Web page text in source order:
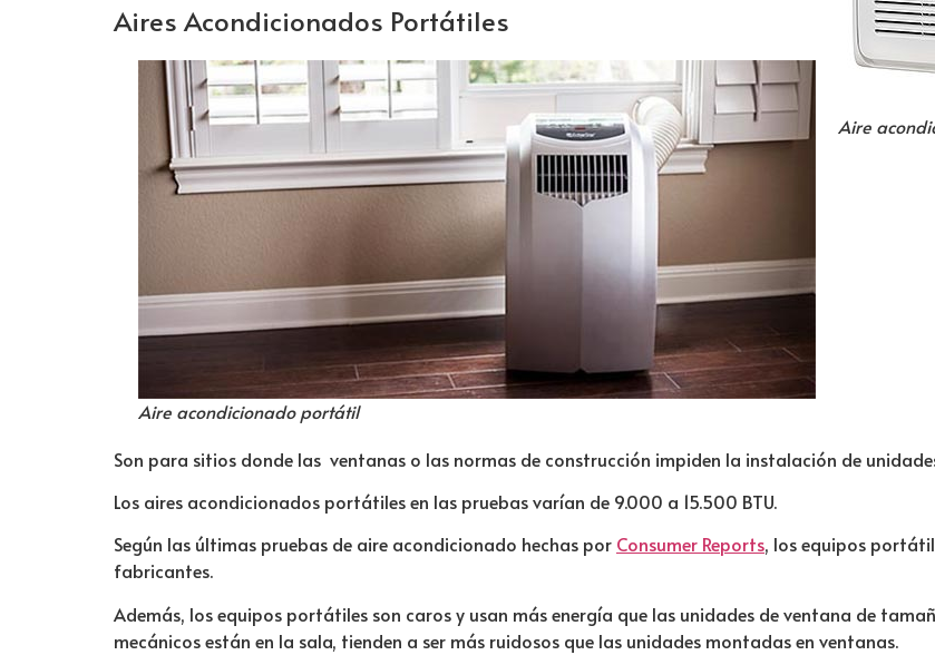
Aire
Aires Acondicionados Portátiles
Aire acondicionado portátil
Son para sitios donde las ventanas o las normas de construcción impiden la instalación de
Los aires acondicionados portátiles en las pruebas varían de 9.000 a 15.500 BTU.
Según las últimas pruebas de aire acondicionado hechas por Consumer Reports, los equipos
fabricantes.
Además, los equipos portátiles son caros y usan más energía que las unidades de ventana de
mecánicos están en la sala, tienden a ser más ruidosos que las unidades montadas en ventanas.